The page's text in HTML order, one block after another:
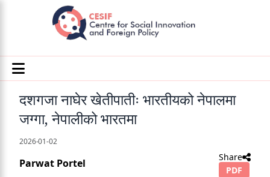
दशगजा नाघेर खेतीपातीः भारतीयको नेपालमा
जग्गा, नेपालीको भारतमा
2026-01-02
Parwat Portel
Share
PDF